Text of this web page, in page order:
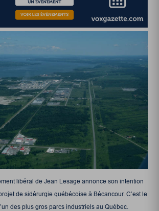
libéral de Jean Lesage annonce son intention
de sidérurgie québécoise à Bécancour. C’est le
des plus gros parcs industriels au Québec.